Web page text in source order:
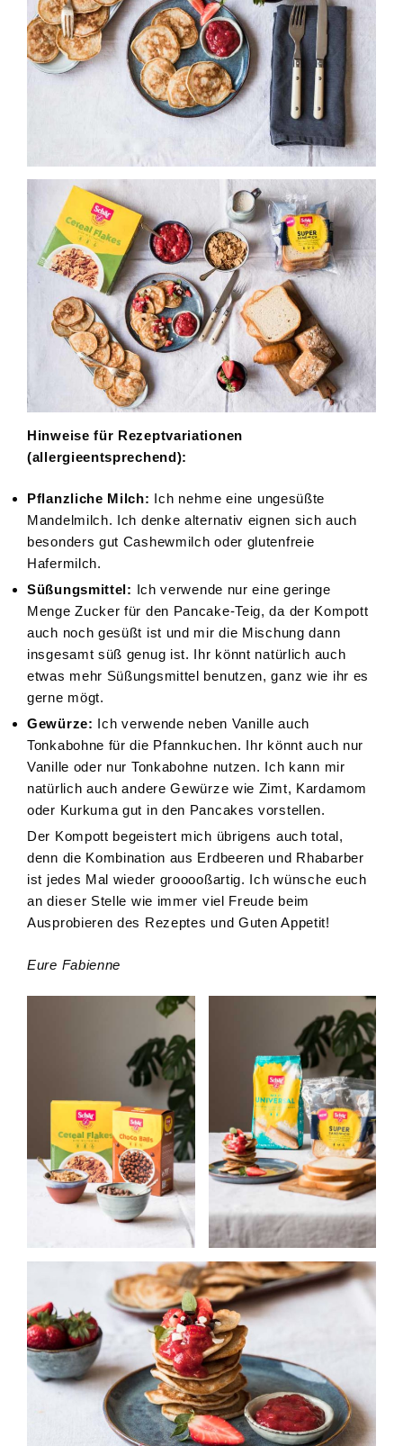
Hinweise für Rezeptvariationen
(allergieentsprechend):
Pflanzliche Milch: Ich nehme eine ungesüßte
Mandelmilch. Ich denke alternativ eignen sich auch
besonders gut Cashewmilch oder glutenfreie
Hafermilch.
Süßungsmittel: Ich verwende nur eine geringe
Menge Zucker für den Pancake-Teig, da der Kompott
auch noch gesüßt ist und mir die Mischung dann
insgesamt süß genug ist. Ihr könnt natürlich auch
etwas mehr Süßungsmittel benutzen, ganz wie ihr es
gerne mögt.
Gewürze: Ich verwende neben Vanille auch
Tonkabohne für die Pfannkuchen. Ihr könnt auch nur
Vanille oder nur Tonkabohne nutzen. Ich kann mir
natürlich auch andere Gewürze wie Zimt, Kardamom
oder Kurkuma gut in den Pancakes vorstellen.
Der Kompott begeistert mich übrigens auch total,
denn die Kombination aus Erdbeeren und Rhabarber
ist jedes Mal wieder grooooßartig. Ich wünsche euch
an dieser Stelle wie immer viel Freude beim
Ausprobieren des Rezeptes und Guten Appetit!
Eure Fabienne